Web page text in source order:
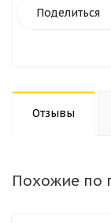
Поделиться
Отзывы
Похожие по